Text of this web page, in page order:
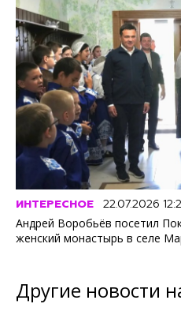
ИНТЕРЕСНОЕ 22.07.2026
Андрей Воробьёв посетил
женский монастырь в селе
Другие новости